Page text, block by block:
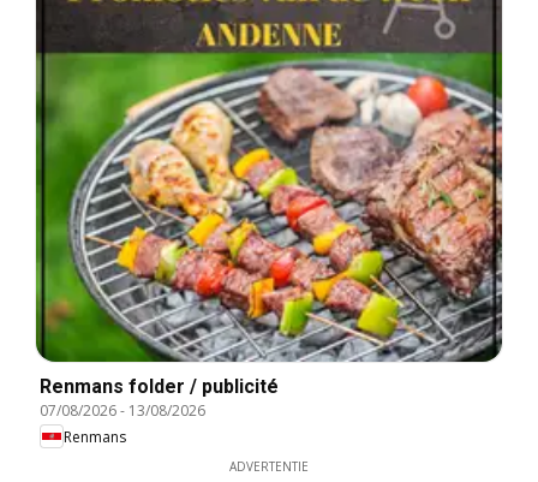
Renmans folder / publicité
07/08/2026- 13/08/2026
Renmans
ADVERTENTIE